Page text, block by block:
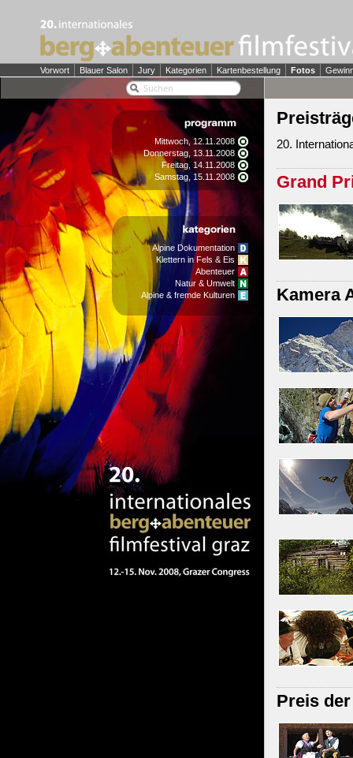
Vorwort Blauer Salon Jury Kategorien Kartenbestellung Fotos
Mittwoch, 12.11.2008
Donnerstag, 13.11.2008
Freitag, 14.11.2008
Samstag, 15.11.2008
Alpine Dokumentation
Klettern in Fels & Eis
Abenteuer
Natur & Umwelt
Alpine & fremde Kulturen
20.
Grand
Kamera
Preis